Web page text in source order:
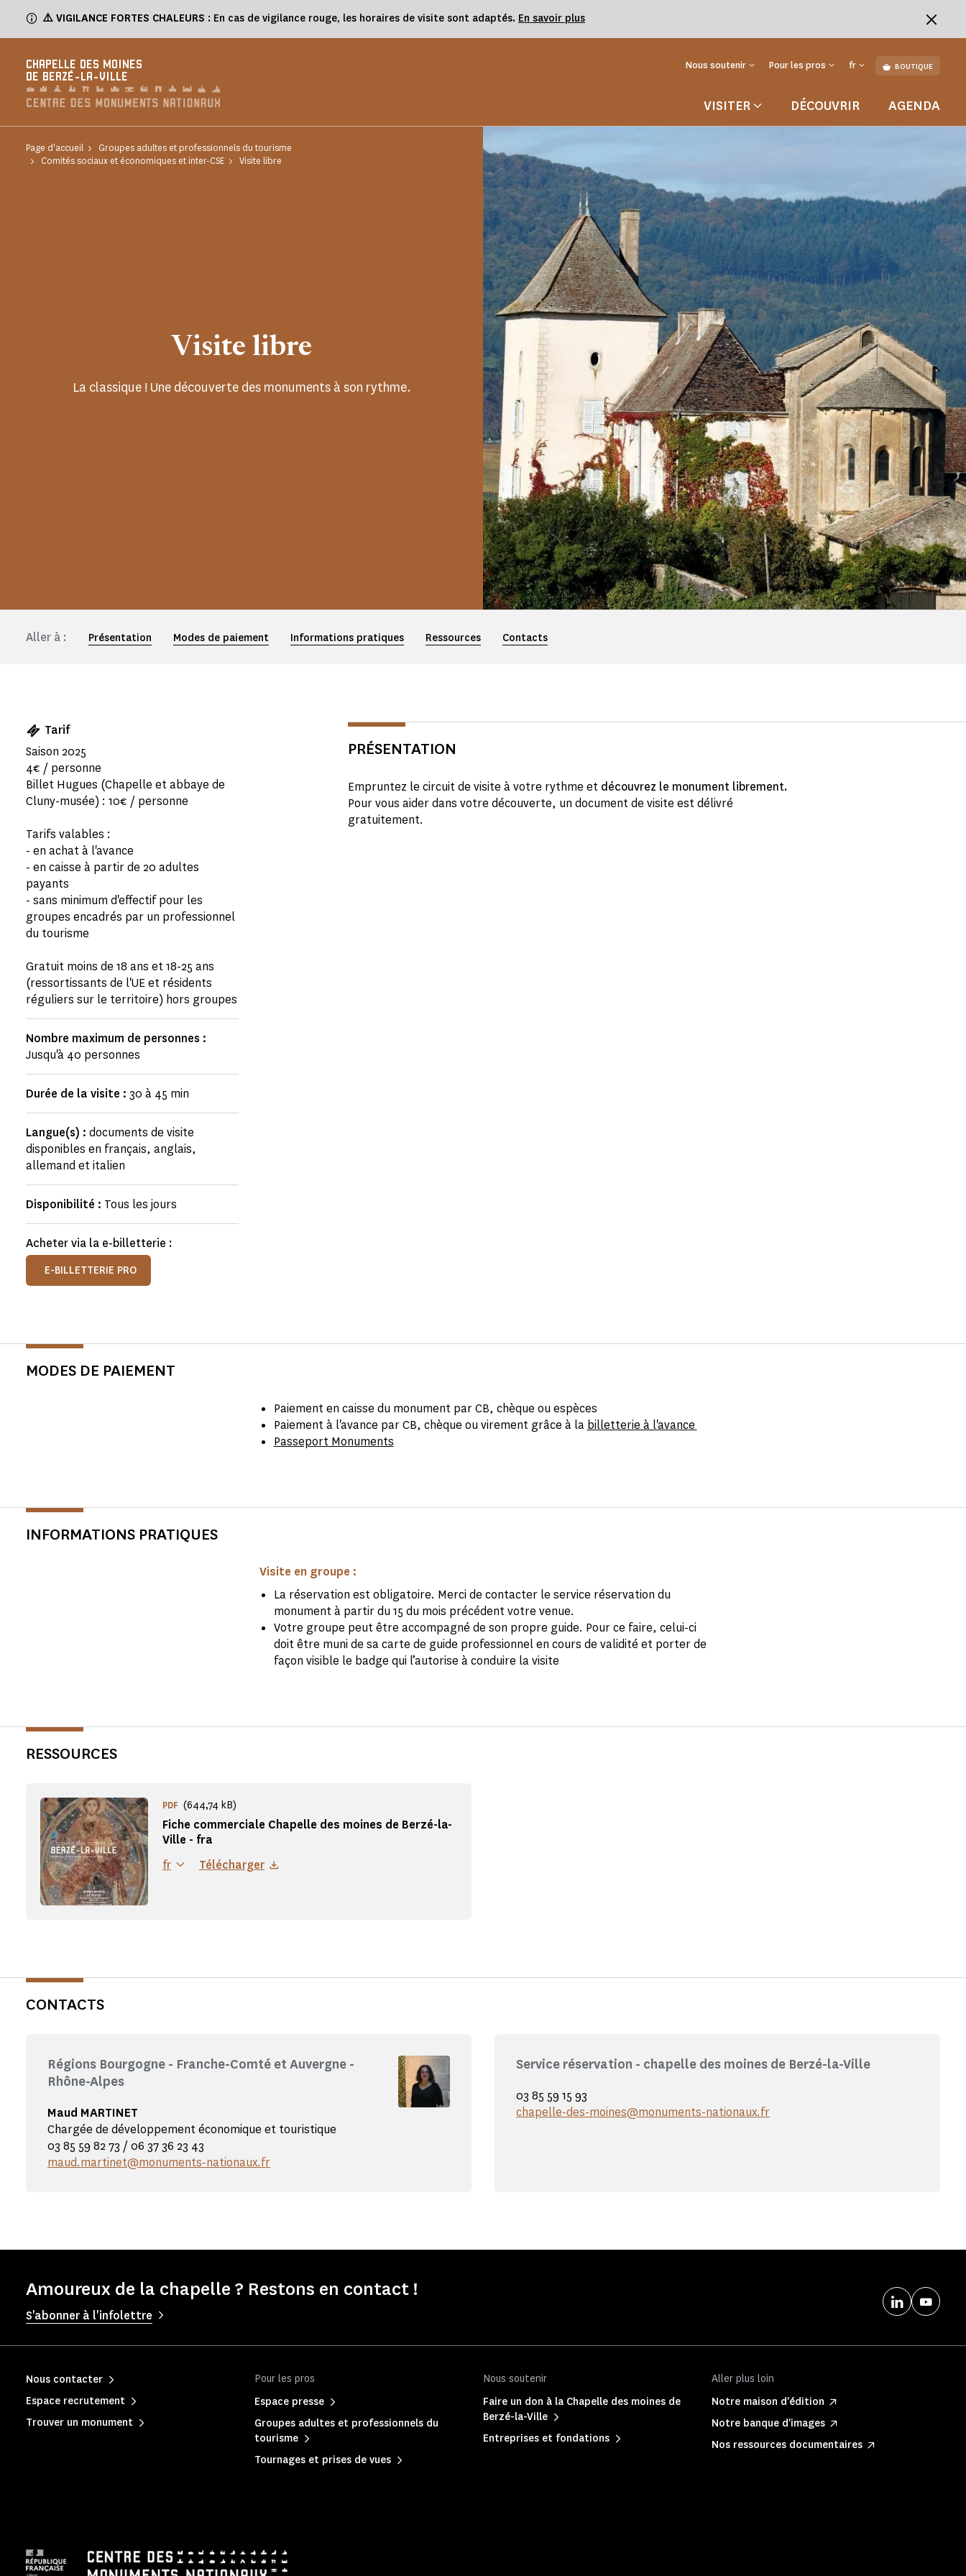
⚠️ VIGILANCE FORTES CHALEURS : En cas de vigilance rouge, les horaires de visite sont adaptés. En savoir plus
CHAPELLE DES MOINES
DE BERZÉ-LA-VILLE
Nous soutenir Pour les pros fr BOUTIQUE
VISITER DÉCOUVRIR AGENDA
Page d'accueil
Groupes adultes et professionnels du tourisme
Comités sociaux et économiques et inter-CSE
Visite libre
Visite libre
La classique ! Une découverte des monuments à son rythme.
Aller à : Présentation Modes de paiement Informations pratiques Ressources Contacts
Tarif
Saison 2025
4€ / personne
Billet Hugues (Chapelle et abbaye de
Cluny-musée) : 10€ / personne
Tarifs valables :
- en achat à l'avance
- en caisse à partir de 20 adultes
payants
- sans minimum d'effectif pour les
groupes encadrés par un professionnel
du tourisme
Gratuit moins de 18 ans et 18-25 ans
(ressortissants de l'UE et résidents
réguliers sur le territoire) hors groupes
Nombre maximum de personnes :
Jusqu'à 40 personnes
Durée de la visite : 30 à 45 min
Langue(s) : documents de visite
disponibles en français, anglais,
allemand et italien
Disponibilité : Tous les jours
Acheter via la e-billetterie :
E-BILLETTERIE PRO
PRÉSENTATION
Empruntez le circuit de visite à votre rythme et découvrez le monument librement.
Pour vous aider dans votre découverte, un document de visite est délivré
gratuitement.
MODES DE PAIEMENT
Paiement en caisse du monument par CB, chèque ou espèces
Paiement à l'avance par CB, chèque ou virement grâce à la billetterie à l'avance
Passeport Monuments
INFORMATIONS PRATIQUES
Visite en groupe :
La réservation est obligatoire. Merci de contacter le service réservation du
monument à partir du 15 du mois précédent votre venue.
Votre groupe peut être accompagné de son propre guide. Pour ce faire, celui-ci
doit être muni de sa carte de guide professionnel en cours de validité et porter de
façon visible le badge qui l’autorise à conduire la visite
RESSOURCES
Fiche commerciale Chapelle des moines de Berzé-la-
Ville - fra
PDF (644,74 kB)
fr Télécharger
CONTACTS
Régions Bourgogne - Franche-Comté et Auvergne -
Rhône-Alpes
Maud MARTINET
Chargée de développement économique et touristique
03 85 59 82 73 / 06 37 36 23 43
maud.martinet@monuments-nationaux.fr
Service réservation - chapelle des moines de Berzé-la-Ville
03 85 59 15 93
chapelle-des-moines@monuments-nationaux.fr
Amoureux de la chapelle ? Restons en contact !
S'abonner à l'infolettre
Pour les pros
Espace presse
Groupes adultes et professionnels du
tourisme
Tournages et prises de vues
Nous soutenir
Faire un don à la Chapelle des moines de
Berzé-la-Ville
Entreprises et fondations
Aller plus loin
Notre maison d'édition
Notre banque d'images
Nos ressources documentaires
Nous contacter
Espace recrutement
Trouver un monument